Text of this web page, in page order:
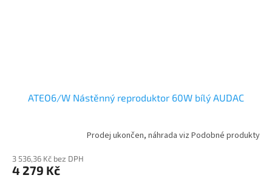
ATEO6/W Nástěnný reproduktor 60W bílý AUDAC
Prodej ukončen, náhrada viz Podobné produkty
3 536,36 Kč bez DPH
4 279 Kč